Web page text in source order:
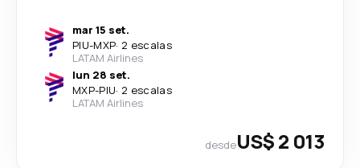
mar 15 set.
PIU-MXP· 2 escalas
LATAM Airlines
lun 28 set.
MXP-PIU· 2 escalas
LATAM Airlines
desdeUS$ 2 013